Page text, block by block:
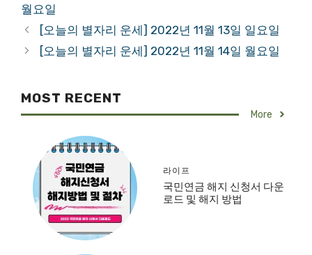
월요일
[오늘의 별자리 운세] 2022년 11월 13일 일요일
[오늘의 별자리 운세] 2022년 11월 14일 월요일
MOST RECENT
More
라이프
국민연금 해지 신청서 다운
로드 및 해지 방법